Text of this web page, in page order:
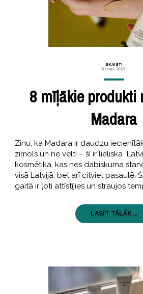
SKAISTI
31 maijs, 2023
8 mīļākie produkti
Madara
Zinu, ka Madara ir daudzu
zīmols un ne velti – šī ir lieliska
kosmētika, kas nes dabiskuma
visā Latvijā, bet arī citviet pasaulē.
gaitā ir ļoti attīstījies un straujos
LASĪT TĀLĀK ...